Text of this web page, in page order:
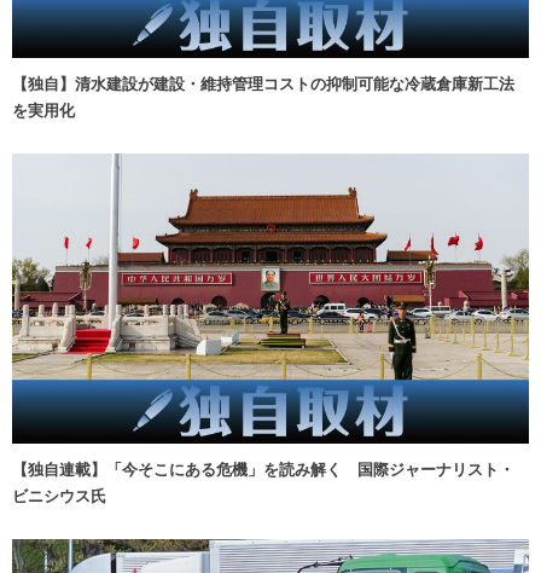
【独自】清水建設が建設・維持管理コストの抑制可能な冷蔵倉庫新工法
を実用化
【独自連載】「今そこにある危機」を読み解く 国際ジャーナリスト・
ビニシウス氏